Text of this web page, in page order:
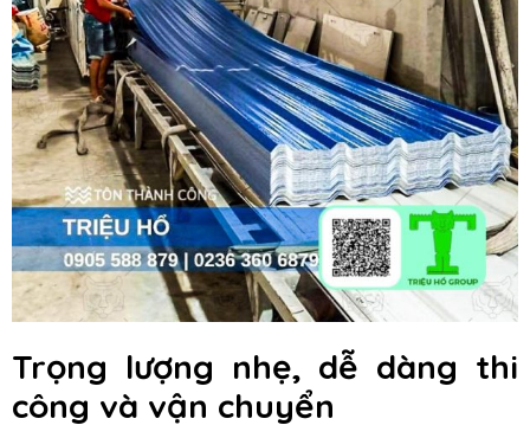
Trọng lượng nhẹ, dễ dàng thi
công và vận chuyển